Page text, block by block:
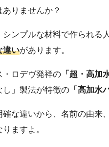
りませんか？
ンプルな材料で作られる
違いがあります。
・ロデヴ発祥の 「超・高加
し」製法が特徴の 「高加水
な違いから、名前の由来
ますよ。